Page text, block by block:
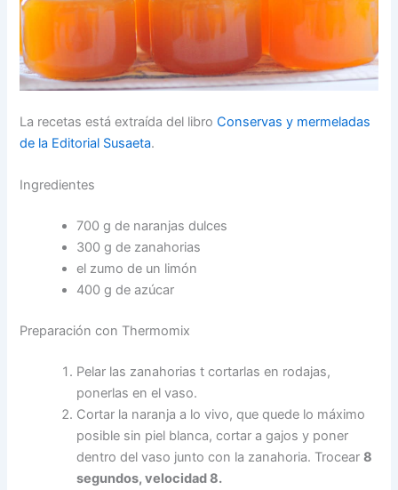
La recetas está extraída del libroConservas y mermeladas
de la Editorial Susaeta.
Ingredientes
700 g de naranjas dulces
300 g de zanahorias
el zumo de un limón
400 g de azúcar
Preparación con Thermomix
Pelar las zanahorias t cortarlas en rodajas,
ponerlas en el vaso.
Cortar la naranja a lo vivo, que quede lo máximo
posible sin piel blanca, cortar a gajos y poner
dentro del vaso junto con la zanahoria. Trocear8
segundos, velocidad 8.